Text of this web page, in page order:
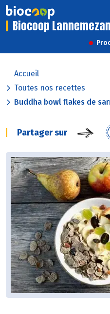
Biocoop Lannemezan
Accueil
Toutes nos recettes
Buddha bowl flakes de
Partager sur